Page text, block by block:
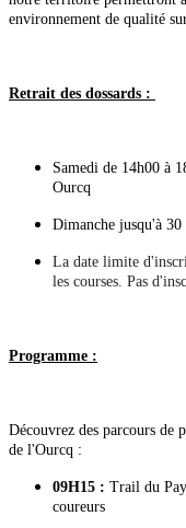
environnement de qualité
Retrait des dossards :
Samedi de 14h00 à
Ourcq
Dimanche jusqu'à 30
La date limite
les courses. Pas
Programme :
Découvrez des parcours de
de l'Ourcq :
09H15 : Trail du
coureurs